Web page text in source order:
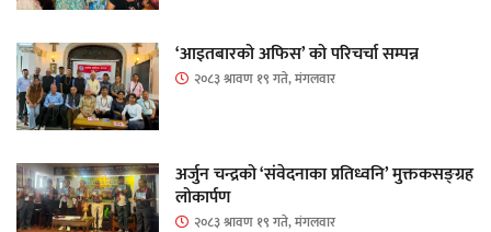
‘आइतबारको अफिस’ को परिचर्चा सम्पन्न
२०८३ श्रावण १९ गते, मंगलवार
अर्जुन चन्द्रको ‘संवेदनाका प्रतिध्वनि’ मुक्तकसङ्ग्रह
लोकार्पण
२०८३ श्रावण १९ गते, मंगलवार